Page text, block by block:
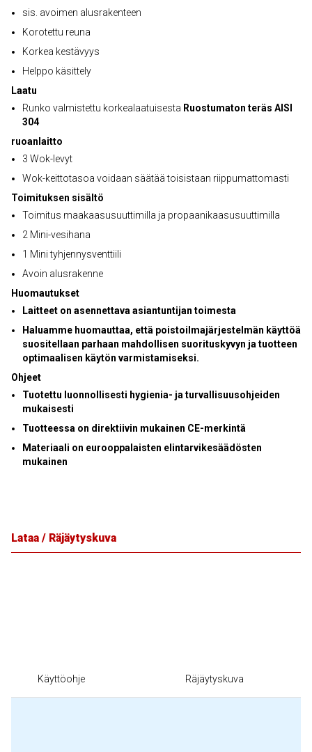
sis. avoimen alusrakenteen
Korotettu reuna
Korkea kestävyys
Helppo käsittely
Laatu
Runko valmistettu korkealaatuisesta Ruostumaton teräs AISI
304
ruoanlaitto
3 Wok-levyt
Wok-keittotasoa voidaan säätää toisistaan riippumattomasti
Toimituksen sisältö
Toimitus maakaasusuuttimilla ja propaanikaasusuuttimilla
2 Mini-vesihana
1 Mini tyhjennysventtiili
Avoin alusrakenne
Huomautukset
Laitteet on asennettava asiantuntijan toimesta
Haluamme huomauttaa, että poistoilmajärjestelmän käyttöä
suositellaan parhaan mahdollisen suorituskyvyn ja tuotteen
optimaalisen käytön varmistamiseksi.
Ohjeet
Tuotettu luonnollisesti hygienia- ja turvallisuusohjeiden
mukaisesti
Tuotteessa on direktiivin mukainen CE-merkintä
Materiaali on eurooppalaisten elintarvikesäädösten
mukainen
Lataa / Räjäytyskuva
Käyttöohje Räjäytyskuva